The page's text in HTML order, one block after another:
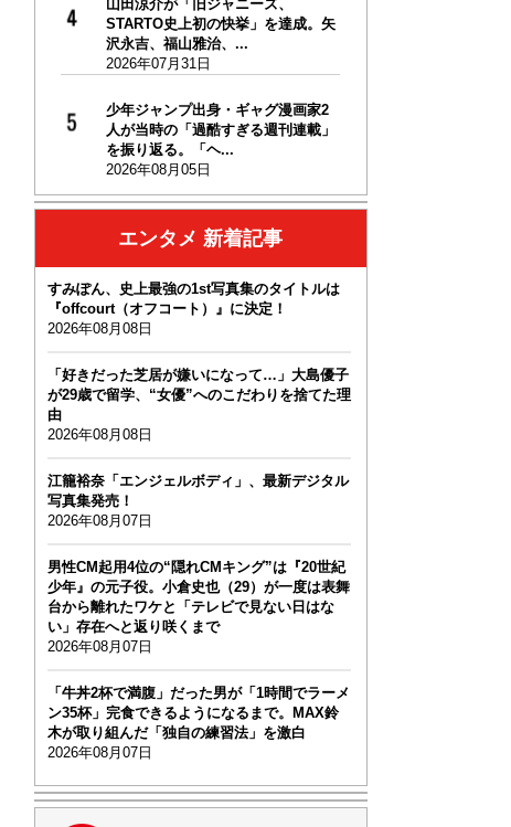
山田涼介が「旧ジャニーズ、
STARTO史上初の快挙」を達成。矢
沢永吉、福山雅治、...
2026年07月31日
少年ジャンプ出身・ギャグ漫画家2
人が当時の「過酷すぎる週刊連載」
を振り返る。「ヘ...
2026年08月05日
エンタメ 新着記事
すみぽん、史上最強の1st写真集のタイトルは
『offcourt（オフコート）』に決定！
2026年08月08日
「好きだった芝居が嫌いになって…」大島優子
が29歳で留学、“女優”へのこだわりを捨てた理
由
2026年08月08日
江籠裕奈「エンジェルボディ」、最新デジタル
写真集発売！
2026年08月07日
男性CM起用4位の“隠れCMキング”は『20世紀
少年』の元子役。小倉史也（29）が一度は表舞
台から離れたワケと「テレビで見ない日はな
い」存在へと返り咲くまで
2026年08月07日
「牛丼2杯で満腹」だった男が「1時間でラーメ
ン35杯」完食できるようになるまで。MAX鈴
木が取り組んだ「独自の練習法」を激白
2026年08月07日